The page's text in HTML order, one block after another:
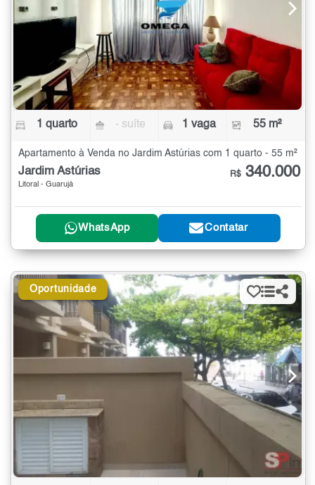
1 quarto - suíte 1 vaga 55 m²
Apartamento à Venda no Jardim Astúrias com 1 quarto - 55 m²
Jardim Astúrias
Litoral - Guarujá
R$ 340.000
WhatsApp Contatar
Oportunidade